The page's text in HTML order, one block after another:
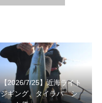
【2026/7/25】近海ライト
ジギング、タイラバ シ